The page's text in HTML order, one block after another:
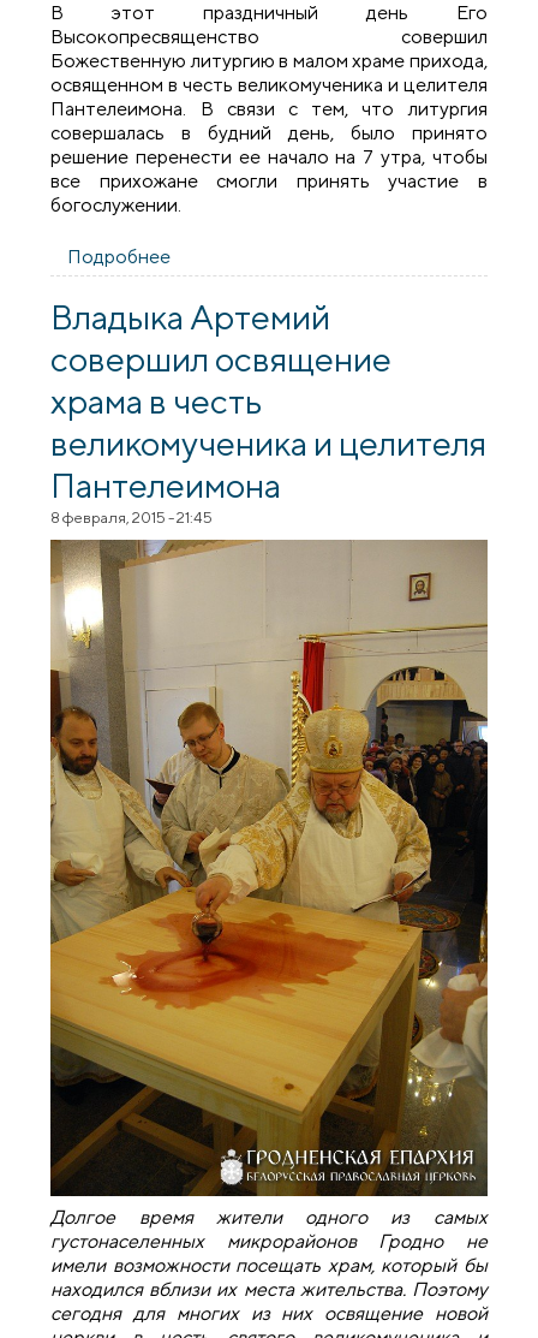
В этот праздничный день Его
Высокопресвященство совершил
Божественную литургию в малом храме прихода,
освященном в честь великомученика и целителя
Пантелеимона. В связи с тем, что литургия
совершалась в будний день, было принято
решение перенести ее начало на 7 утра, чтобы
все прихожане смогли принять участие в
богослужении.
Подробнее
литургию на приходе в честь иконы
Божией Матери «Взыскание погибших»
города Гродно
Владыка Артемий
совершил освящение
храма в честь
великомученика и целителя
Пантелеимона
8 февраля, 2015 - 21:45
Долгое время жители одного из самых
густонаселенных микрорайонов Гродно не
имели возможности посещать храм, который бы
находился вблизи их места жительства. Поэтому
сегодня для многих из них освящение новой